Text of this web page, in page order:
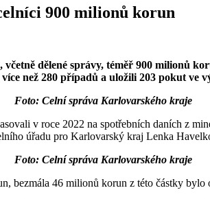
900 milionů korun
dělené správy, téměř 900 milionů
než 280 případů a uložili 203 pokut ve
Foto: Celní správa Karlovarského kraje
v roce 2022 na spotřebních daních z
úřadu pro Karlovarský kraj Lenka
Foto: Celní správa Karlovarského kraje
bezmála 46 milionů korun z této částky bylo